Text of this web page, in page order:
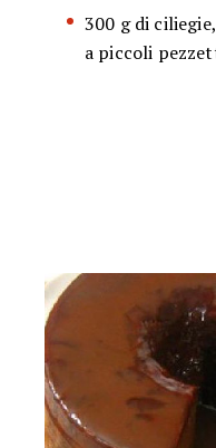
300 g di
a piccoli